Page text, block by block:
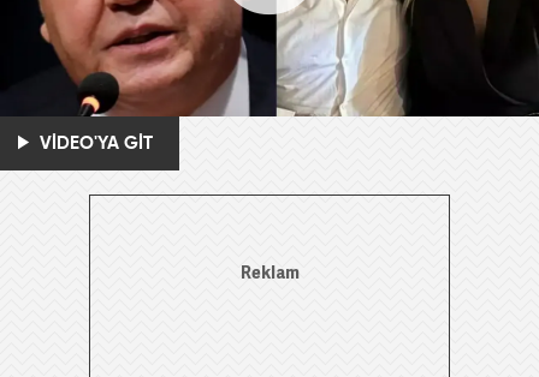
VİDEO'YA GİT